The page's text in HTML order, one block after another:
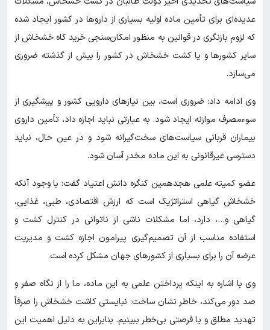
عدیده‌ای برای تأمین ماده اولیه بسیاری از داروها در کشور ایجاد شده
که لزوم بازنگری در قوانین به منظور امکان‌سنجی خرید کاه خشخاش از
سایر کشورها و یا کشت خشخاش در کشور را بیش از گذشته ضروری
می‌سازد.
وی ادامه داد: ضروری است، بین نیازهای دارویی کشور و پیشگیری از
سوء‌مصرف موازنه ایجاد شود. به عبارتی نباید اجازه داد، تأمین داروی
بیماران قربانی سیاست‌های سخت‌گیرانه شود و در عین حال، نباید
دسترسی غیرقانونی به این ماده مخدر آسان شود.
عضو کمیته علمی هجدهمین کنگره دانش اعتیاد گفت: با وجود آنکه
خشخاش گیاهی استراتژیک است که ارزش اقتصادی، طبی، غذایی،
گیاهی و…، دارد، اما مشکلات ناشی از ناتوانی در کنترل کشت و
استفاده مناسب از آن تصمیم‌گیری پیرامون اجازه کشت و مدیریت
عرضه آن را برای بسیاری از کشورهای جهان مشکل کرده است.
وی با اشاره به اینکه پرداختن علمی به این ماده، ما را از نگاه صفر و
صد دور می‌کند، خاطر نشان ساخت: نبایستی کاشت خشخاش را صرفاً
تهدید مطلق و یا فرصتی بی‌خطر ببینیم. بنابراین به دلیل اهمیت این